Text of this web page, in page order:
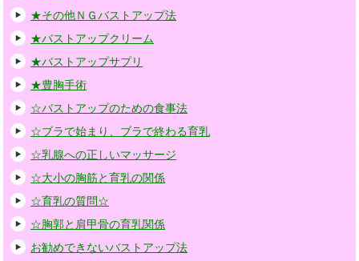
★その他ＮＧバストアップ法
★バストアップクリーム
★バストアップサプリ
★豊胸手術
☆バストアップのための食事法
☆ブラで始まり、ブラで終わる育乳
☆乳腺への正しいマッサージ
☆大小の胸筋と育乳の関係
☆育乳の質問☆
☆胸郭と肩甲骨の育乳関係
お勧めできないバストアップ法